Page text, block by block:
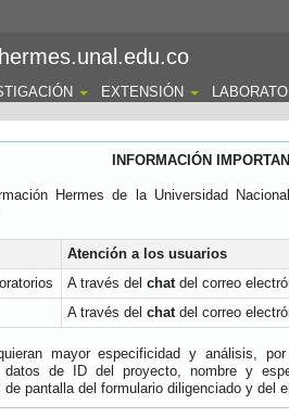
hermes.unal.edu.co
EXTENSIÓN
INFORMACIÓN
Hermes de la Universidad
Atención a los usuarios
A través del chatdel correo
A través del chatdel correo
mayor especificidad y análisis,
de ID del proyecto, nombre y
pantalla del formulario diligenciado y del